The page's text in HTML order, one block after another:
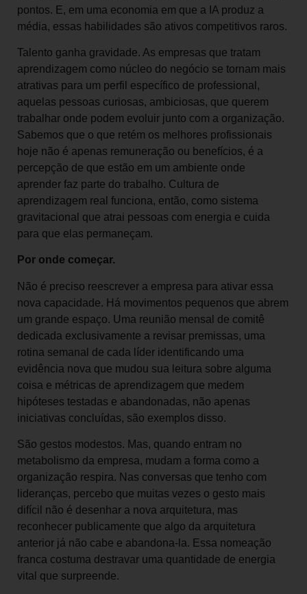
pontos. E, em uma economia em que a IA produz a
média, essas habilidades são ativos competitivos raros.
Talento ganha gravidade. As empresas que tratam
aprendizagem como núcleo do negócio se tornam mais
atrativas para um perfil específico de professional,
aquelas pessoas curiosas, ambiciosas, que querem
trabalhar onde podem evoluir junto com a organização.
Sabemos que o que retém os melhores profissionais
hoje não é apenas remuneração ou benefícios, é a
percepção de que estão em um ambiente onde
aprender faz parte do trabalho. Cultura de
aprendizagem real funciona, então, como sistema
gravitacional que atrai pessoas com energia e cuida
para que elas permaneçam.
Por onde começar.
Não é preciso reescrever a empresa para ativar essa
nova capacidade. Há movimentos pequenos que abrem
um grande espaço. Uma reunião mensal de comitê
dedicada exclusivamente a revisar premissas, uma
rotina semanal de cada líder identificando uma
evidência nova que mudou sua leitura sobre alguma
coisa e métricas de aprendizagem que medem
hipóteses testadas e abandonadas, não apenas
iniciativas concluídas, são exemplos disso.
São gestos modestos. Mas, quando entram no
metabolismo da empresa, mudam a forma como a
organização respira. Nas conversas que tenho com
lideranças, percebo que muitas vezes o gesto mais
difícil não é desenhar a nova arquitetura, mas
reconhecer publicamente que algo da arquitetura
anterior já não cabe e abandona-la. Essa nomeação
franca costuma destravar uma quantidade de energia
vital que surpreende.